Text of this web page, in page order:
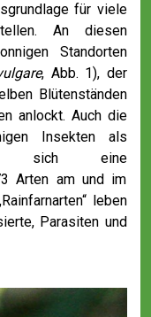
für viele
An diesen
Standorten
, Abb. 1), der
Blütenständen
anlockt. Auch die
Insekten als
sich eine
Arten am und im
leben
Parasiten und